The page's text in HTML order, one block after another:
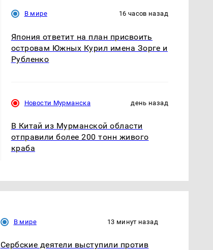
Не ешьте эту
В ОАЭ произошло
В мире 16 часов назад
Япония ответит на план присвоить
островам Южных Курил имена Зорге и
Рубленко
Новости Мурманска день назад
В Китай из Мурманской области
отправили более 200 тонн живого
краба
В мире 13 минут назад
Сербские деятели выступили против